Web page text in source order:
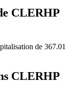
CLERHP
de 367.01
CLERHP